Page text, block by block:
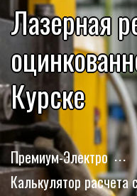
Лазерная
Курске
Премиум-Электро
Калькулятор расчета